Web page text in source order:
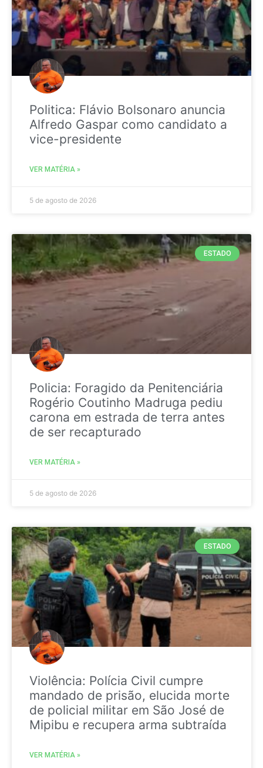
Politica: Flávio Bolsonaro anuncia
Alfredo Gaspar como candidato a
vice-presidente
VER MATÉRIA »
5 de agosto de 2026
ESTADO
Policia: Foragido da Penitenciária
Rogério Coutinho Madruga pediu
carona em estrada de terra antes
de ser recapturado
VER MATÉRIA »
5 de agosto de 2026
ESTADO
Violência: Polícia Civil cumpre
mandado de prisão, elucida morte
de policial militar em São José de
Mipibu e recupera arma subtraída
VER MATÉRIA »